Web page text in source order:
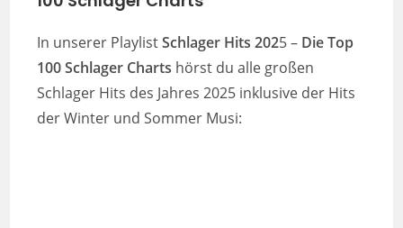
In unserer PlaylistSchlager Hits 2025 – Die Top
100 Schlager Charts hörst du alle großen
Schlager Hits des Jahres 2025 inklusive der Hits
der Winter und Sommer Musi: